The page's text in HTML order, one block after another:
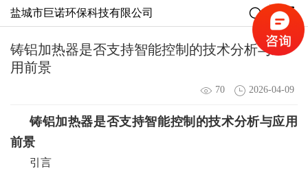
盐城市巨诺环保科技有限公司
铸铝加热器是否支持智能控制的技术分析与应
用前景
70 2026-04-09
铸铝加热器是否支持智能控制的技术分析与应用
前景
引言